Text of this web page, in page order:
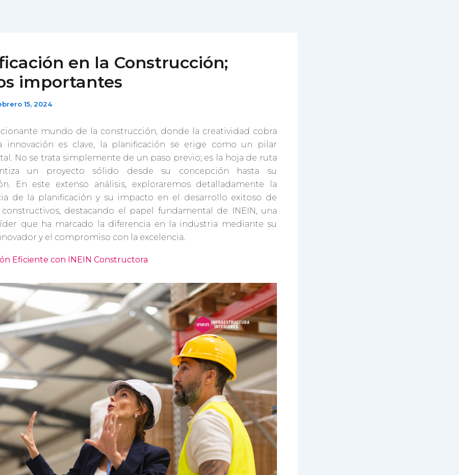
en la Construcción;
importantes
15, 2024
mundo de la construcción, donde la creatividad cobra
innovación es clave, la planificación se erige como un pilar
No se trata simplemente de un paso previo; es la hoja de ruta
un proyecto sólido desde su concepción hasta su
En este extenso análisis, exploraremos detalladamente la
de la planificación y su impacto en el desarrollo exitoso de
destacando el papel fundamental de INEIN, una
que ha marcado la diferencia en la industria mediante su
y el compromiso con la excelencia.
Eficiente con INEIN Constructora